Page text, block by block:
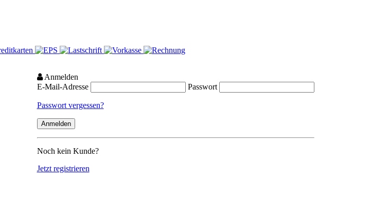
Anmelden
E-Mail-Adresse
Passwort
Passwort vergessen?
Noch kein Kunde?
Jetzt registrieren